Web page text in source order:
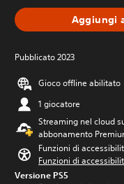
Aggiungi
Pubblicato 2023
Gioco offline abilitato
1 giocatore
Streaming nel cloud
abbonamento
Funzioni di
Funzioni di
Versione PS5